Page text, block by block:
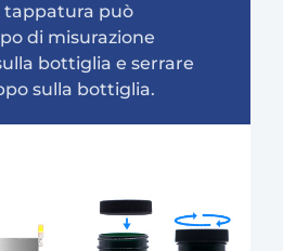
tappatura può
di misurazione
bottiglia e serrare
sulla bottiglia.